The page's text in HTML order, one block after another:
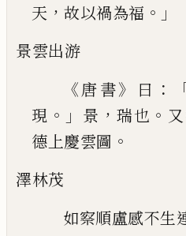
天 ， 故以禍為福 。」
景雲出游
《唐書》 曰 ：
現 。」 景 ，瑞也 。 又
德上慶雲圖 。
澤林茂
如察順盧感不生